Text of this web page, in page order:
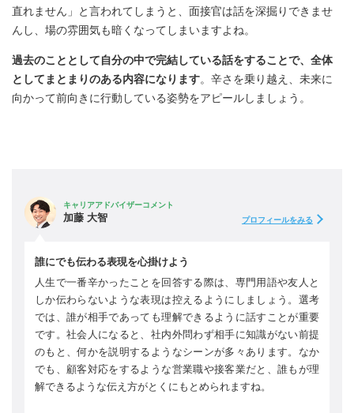
直れません」と言われてしまうと、面接官は話を深掘りできませ
んし、場の雰囲気も暗くなってしまいますよね。
過去のこととして自分の中で完結している話をすることで、全体
としてまとまりのある内容になります。辛さを乗り越え、未来に
向かって前向きに行動している姿勢をアピールしましょう。
キャリアアドバイザーコメント
加藤 大智 プロフィールをみる
誰にでも伝わる表現を心掛けよう
人生で一番辛かったことを回答する際は、専門用語や友人と
しか伝わらないような表現は控えるようにしましょう。選考
では、誰が相手であっても理解できるように話すことが重要
です。社会人になると、社内外問わず相手に知識がない前提
のもと、何かを説明するようなシーンが多々あります。なか
でも、顧客対応をするような営業職や接客業だと、誰もが理
解できるような伝え方がとくにもとめられますね。